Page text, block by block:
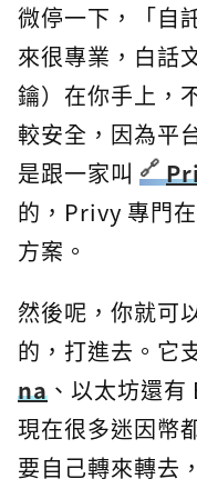
微停一下，「
來很專業，白話
鑰）在你手上，
較安全，因為平
是跟一家叫
的，Privy 專門
方案。
然後呢，你就可
的，打進去。它
na 、以太坊還
現在很多迷因幣
要自己轉來轉去